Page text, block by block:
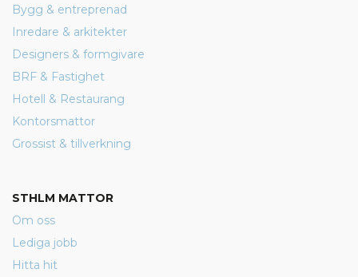
Bygg & entreprenad
Inredare & arkitekter
Designers & formgivare
BRF & Fastighet
Hotell & Restaurang
Kontorsmattor
Grossist & tillverkning
STHLM MATTOR
Om oss
Lediga jobb
Hitta hit